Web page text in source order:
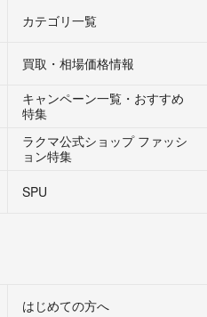
カテゴリ一覧
買取・相場価格情報
キャンペーン一覧・おすすめ
特集
ラクマ公式ショップ ファッシ
ョン特集
SPU
はじめての方へ